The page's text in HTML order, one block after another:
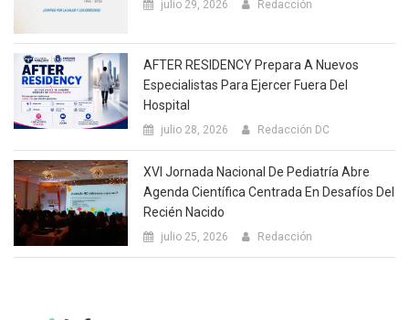
julio 29, 2026 Redacción
AFTER RESIDENCY Prepara A Nuevos
Especialistas Para Ejercer Fuera Del
Hospital
julio 28, 2026 Redacción DC
XVI Jornada Nacional De Pediatría Abre
Agenda Científica Centrada En Desafíos Del
Recién Nacido
julio 25, 2026 Redacción